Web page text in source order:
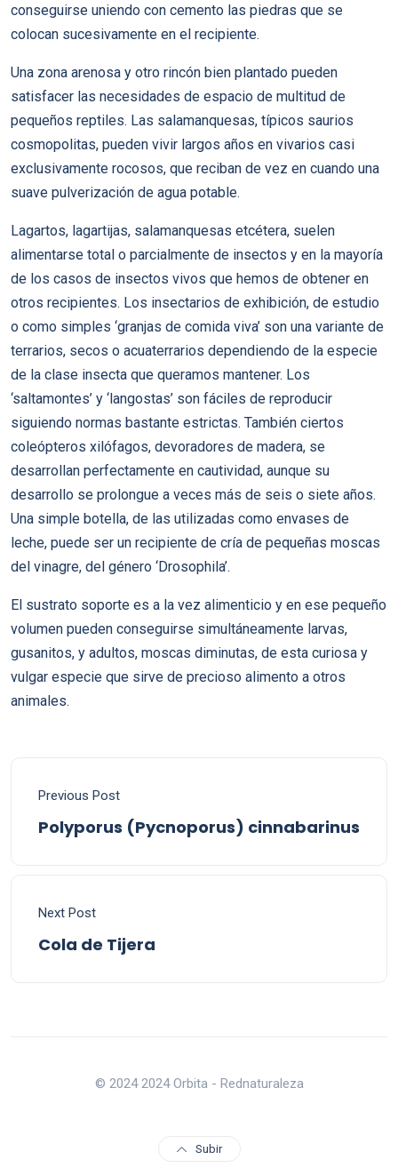
conseguirse uniendo con cemento las piedras que se
colocan sucesivamente en el recipiente.
Una zona arenosa y otro rincón bien plantado pueden
satisfacer las necesidades de espacio de multitud de
pequeños reptiles. Las salamanquesas, típicos saurios
cosmopolitas, pueden vivir largos años en vivarios casi
exclusivamente rocosos, que reciban de vez en cuando una
suave pulverización de agua potable.
Lagartos, lagartijas, salamanquesas etcétera, suelen
alimentarse total o parcialmente de insectos y en la mayoría
de los casos de insectos vivos que hemos de obtener en
otros recipientes. Los insectarios de exhibición, de estudio
o como simples ‘granjas de comida viva’ son una variante de
terrarios, secos o acuaterrarios dependiendo de la especie
de la clase insecta que queramos mantener. Los
‘saltamontes’ y ‘langostas’ son fáciles de reproducir
siguiendo normas bastante estrictas. También ciertos
coleópteros xilófagos, devoradores de madera, se
desarrollan perfectamente en cautividad, aunque su
desarrollo se prolongue a veces más de seis o siete años.
Una simple botella, de las utilizadas como envases de
leche, puede ser un recipiente de cría de pequeñas moscas
del vinagre, del género ‘Drosophila’.
El sustrato soporte es a la vez alimenticio y en ese pequeño
volumen pueden conseguirse simultáneamente larvas,
gusanitos, y adultos, moscas diminutas, de esta curiosa y
vulgar especie que sirve de precioso alimento a otros
animales.
Previous Post
Polyporus (Pycnoporus) cinnabarinus
Next Post
Cola de Tijera
© 2024 2024 Orbita - Rednaturaleza
Subir